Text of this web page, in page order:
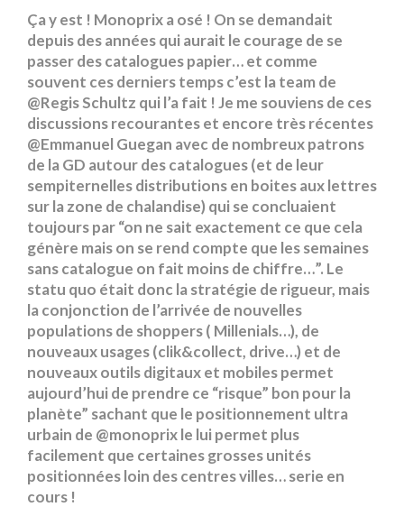
Ça y est ! Monoprix a osé ! On se demandait
depuis des années qui aurait le courage de se
passer des catalogues papier… et comme
souvent ces derniers temps c’est la team de
@Regis Schultz qui l’a fait ! Je me souviens de ces
discussions recourantes et encore très récentes
@Emmanuel Guegan avec de nombreux patrons
de la GD autour des catalogues (et de leur
sempiternelles distributions en boites aux lettres
sur la zone de chalandise) qui se concluaient
toujours par “on ne sait exactement ce que cela
génère mais on se rend compte que les semaines
sans catalogue on fait moins de chiffre…”. Le
statu quo était donc la stratégie de rigueur, mais
la conjonction de l’arrivée de nouvelles
populations de shoppers ( Millenials…), de
nouveaux usages (clik&collect, drive…) et de
nouveaux outils digitaux et mobiles permet
aujourd’hui de prendre ce “risque” bon pour la
planète” sachant que le positionnement ultra
urbain de @monoprix le lui permet plus
facilement que certaines grosses unités
positionnées loin des centres villes… serie en
cours !